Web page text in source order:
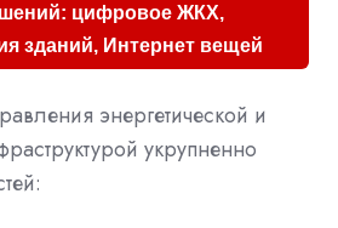
цифровое ЖКХ,
зданий, Интернет вещей
энергетической и
укрупненно